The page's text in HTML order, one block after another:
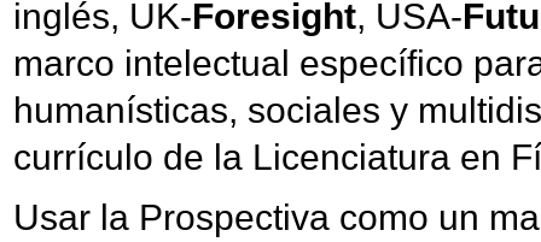
inglés, UK-Foresight, USA-
marco intelectual específico
humanísticas, sociales y
currículo de la Licenciatura en
Usar la Prospectiva como un